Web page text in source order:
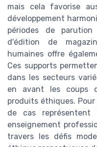
mais cela favorise
développement
périodes de
d'édition de
humaines offre
Ces supports
dans les secteurs
en avant les coups
produits éthiques.
de cas représentent
enseignement
travers les défis